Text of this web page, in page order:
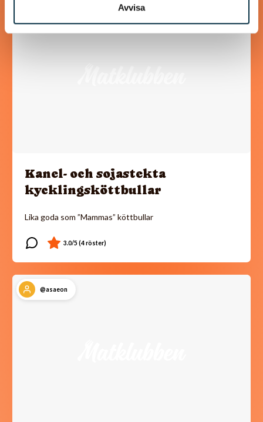
Avvisa
Kanel- och sojastekta
kycklingsköttbullar
Lika goda som ”Mammas” köttbullar
@asaeon